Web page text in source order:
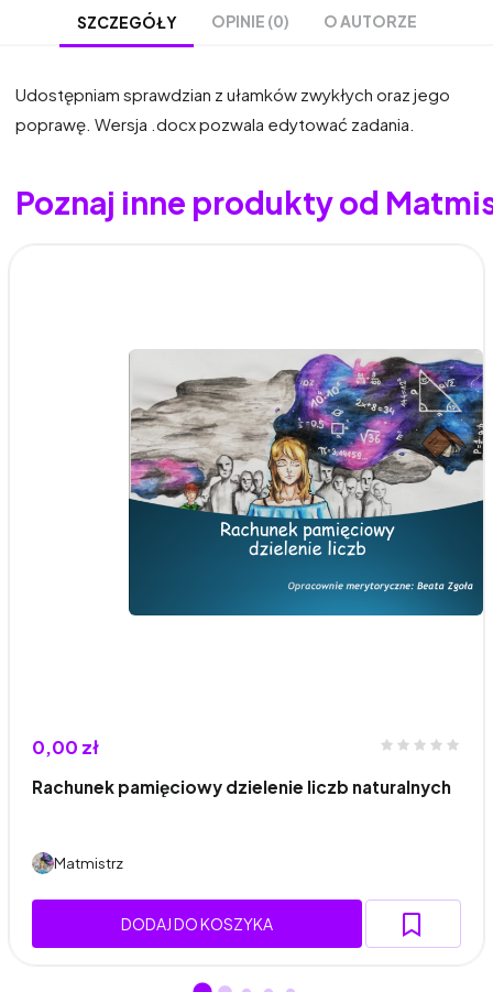
SZCZEGÓŁY OPINIE (0) O AUTORZE
Udostępniam sprawdzian z ułamków zwykłych oraz jego
poprawę. Wersja .docx pozwala edytować zadania.
Poznaj inne produkty od
0,00 zł
Rachunek pamięciowy dzielenie liczb naturalnych
Matmistrz
DODAJ DO KOSZYKA